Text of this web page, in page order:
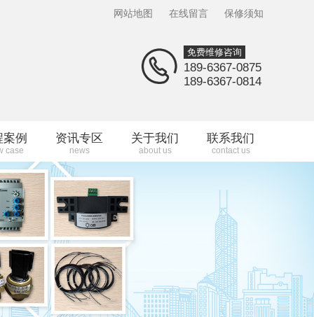
网站地图 在线留言 保修须知
免费维修咨询
189-6367-0875
189-6367-0814
例
case
资讯专区
news
关于我们
about us
联系我们
contact us